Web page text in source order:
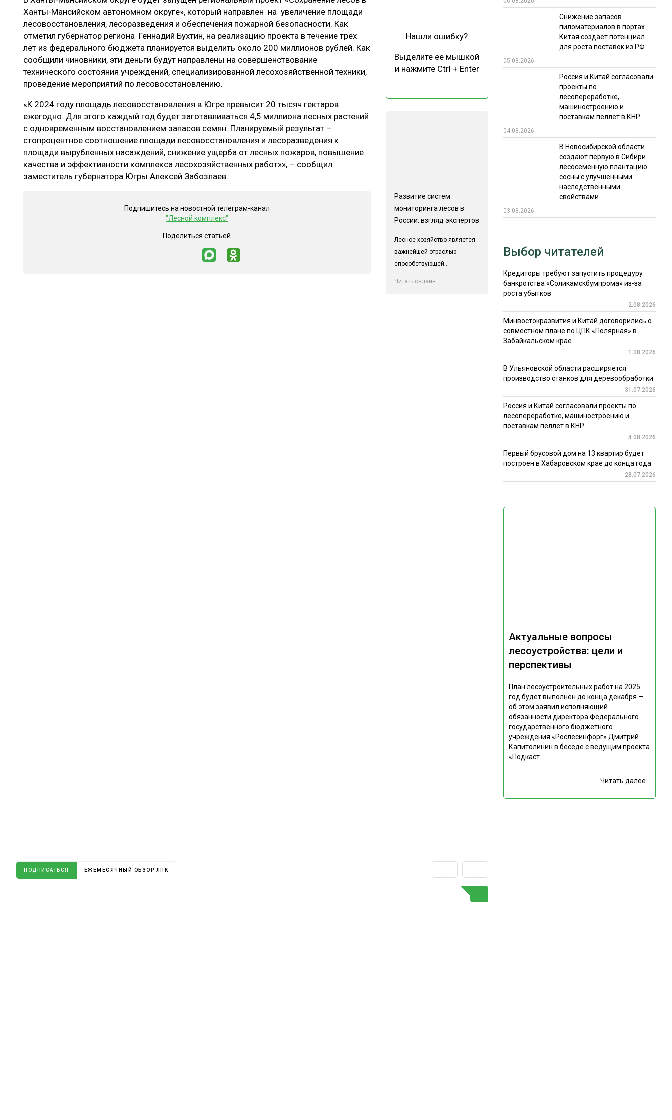
ЛЕСОВОССТАНОВЛЕНИЕ И ЗАЩИТА
ЛОГИСТИКА
ПРОИЗВОДСТВО ДРЕВЕСНЫХ ПЛИТ
ЦБП
СУШКА ДРЕВЕСИНЫ
МЕБЕЛЬНОЕ ПРОИЗВОДСТВО ТЕХНОЛОГИИ
ОТРАСЛЕВАЯ ДИСКУССИЯ
ЭКСПЕРТНОЕ МНЕНИЕ
КАЛЕНДАРЬ ВЫСТАВОК ИТОГИ МЕРОПРИЯТИЙ
Ханты-Мансийском автономном округе», который направлен на увеличение площади
лесовосстановления, лесоразведения и обеспечения пожарной безопасности. Как
отметил губернатор региона Геннадий Бухтин, на реализацию проекта в течение трёх
лет из федерального бюджета планируется выделить около 200 миллионов рублей. Как
сообщили чиновники, эти деньги будут направлены на совершенствование
технического состояния учреждений, специализированной лесохозяйственной техники,
проведение мероприятий по лесовосстановлению.
«К 2024 году площадь лесовосстановления в Югре превысит 20 тысяч гектаров
ежегодно. Для этого каждый год будет заготавливаться 4,5 миллиона лесных растений
с одновременным восстановлением запасов семян. Планируемый результат –
стопроцентное соотношение площади лесовосстановления и лесоразведения к
площади вырубленных насаждений, снижение ущерба от лесных пожаров, повышение
качества и эффективности комплекса лесохозяйственных работ»», – сообщил
заместитель губернатора Югры Алексей Забозлаев.
Подпишитесь на новостной телеграм-канал
"Лесной комплекс"
Поделиться статьей
Нашли ошибку?
Выделите ее мышкой
и нажмите Ctrl + Enter
Развитие систем
мониторинга лесов в
России: взгляд экспертов
Лесное хозяйство является
важнейшей отраслью
способствующей...
Читать онлайн
Снижение запасов
пиломатериалов в портах
Китая создаёт потенциал
для роста поставок из РФ
05.08.2026
Россия и Китай согласовали
проекты по
лесопереработке,
машиностроению и
поставкам пеллет в КНР
04.08.2026
В Новосибирской области
создают первую в Сибири
лесосеменную плантацию
сосны с улучшенными
наследственными
свойствами
03.08.2026
Актуальные вопросы
лесоустройства: цели и
перспективы
План лесоустроительных работ на 2025
год будет выполнен до конца декабря —
об этом заявил исполняющий
обязанности директора Федерального
государственного бюджетного
учреждения «Рослесинфорг» Дмитрий
Капитолинин в беседе с ведущим проекта
«Подкаст...
Читать далее...
ПОДПИСАТЬСЯ ЕЖЕМЕСЯЧНЫЙ ОБЗОР ЛПК
Выбор читателей
Кредиторы требуют запустить процедуру
банкротства «Соликамскбумпрома» из-за
роста убытков
2.08.2026
Минвостокразвития и Китай договорились о
совместном плане по ЦПК «Полярная» в
Забайкальском крае
1.08.2026
В Ульяновской области расширяется
производство станков для деревообработки
31.07.2026
Россия и Китай согласовали проекты по
лесопереработке, машиностроению и
поставкам пеллет в КНР
4.08.2026
Первый брусовой дом на 13 квартир будет
построен в Хабаровском крае до конца года
28.07.2026